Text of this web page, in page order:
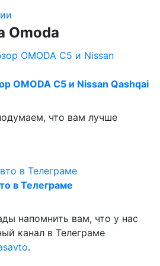
Omoda
OMODA C5 и Nissan Qashqai
что вам лучше
в Телеграме
напомнить вам, что у нас
канал в Телеграме
.